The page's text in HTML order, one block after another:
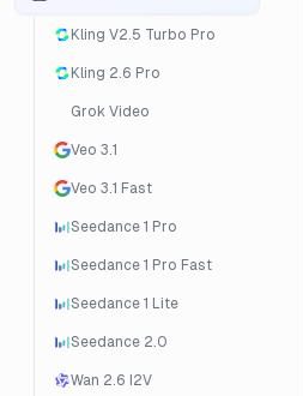
Kling V2.5 Turbo Pro
Kling 2.6 Pro
Grok Video
Veo 3.1
Veo 3.1 Fast
Seedance 1 Pro
Seedance 1 Pro Fast
Seedance 1 Lite
Seedance 2.0
Wan 2.6 I2V